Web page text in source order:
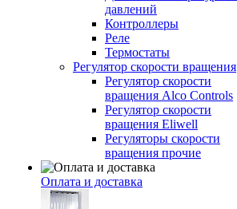
давлений
Контроллеры
Реле
Термостаты
Регулятор скорости вращения
Регулятор скорости
вращения Alco Controls
Регулятор скорости
вращения Eliwell
Регуляторы скорости
вращения прочие
Оплата и доставка